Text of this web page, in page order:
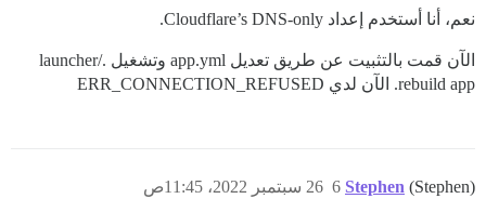
نعم، أنا أستخدم إعداد Cloudflare’s DNS-only.
الآن قمت بالتثبيت عن طريق تعديل app.yml وتشغيل ./launcher
rebuild app. الآن لدي ERR_CONNECTION_REFUSED
Stephen (Stephen) 26 سبتمبر 2022، 11:45ص 6